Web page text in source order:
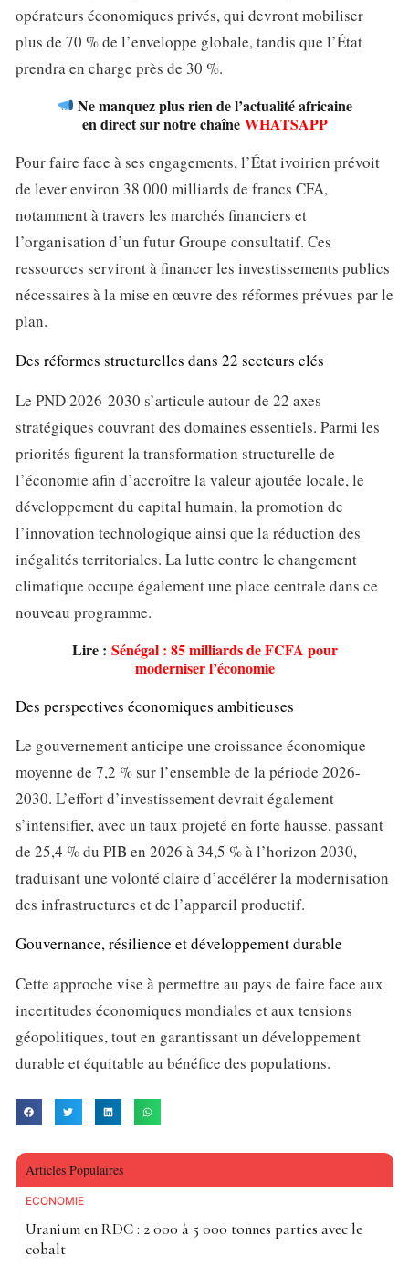
opérateurs économiques privés, qui devront mobiliser
plus de 70 % de l’enveloppe globale, tandis que l’État
prendra en charge près de 30 %.
Ne manquez plus rien de l’actualité africaine
en direct sur notre chaîne WHATSAPP
Pour faire face à ses engagements, l’État ivoirien prévoit
de lever environ 38 000 milliards de francs CFA,
notamment à travers les marchés financiers et
l’organisation d’un futur Groupe consultatif. Ces
ressources serviront à financer les investissements publics
nécessaires à la mise en œuvre des réformes prévues par le
plan.
Des réformes structurelles dans 22 secteurs clés
Le PND 2026-2030 s’articule autour de 22 axes
stratégiques couvrant des domaines essentiels. Parmi les
priorités figurent la transformation structurelle de
l’économie afin d’accroître la valeur ajoutée locale, le
développement du capital humain, la promotion de
l’innovation technologique ainsi que la réduction des
inégalités territoriales. La lutte contre le changement
climatique occupe également une place centrale dans ce
nouveau programme.
Lire : Sénégal : 85 milliards de FCFA pour
moderniser l’économie
Des perspectives économiques ambitieuses
Le gouvernement anticipe une croissance économique
moyenne de 7,2 % sur l’ensemble de la période 2026-
2030. L’effort d’investissement devrait également
s’intensifier, avec un taux projeté en forte hausse, passant
de 25,4 % du PIB en 2026 à 34,5 % à l’horizon 2030,
traduisant une volonté claire d’accélérer la modernisation
des infrastructures et de l’appareil productif.
Gouvernance, résilience et développement durable
Cette approche vise à permettre au pays de faire face aux
incertitudes économiques mondiales et aux tensions
géopolitiques, tout en garantissant un développement
durable et équitable au bénéfice des populations.
Articles Populaires
ECONOMIE
Uranium en RDC : 2 000 à 5 000 tonnes parties avec le
cobalt